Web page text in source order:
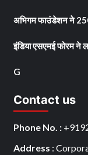
अभिगम फाउंडेशन ने 250
इंडिया एसएमई फोरम ने
G
Contact us
Phone No. :
Address :